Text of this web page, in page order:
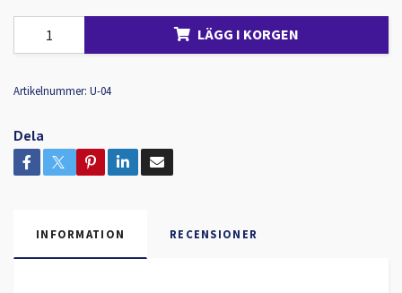
LÄGG I KORGEN
Artikelnummer: U-04
Dela
INFORMATION RECENSIONER